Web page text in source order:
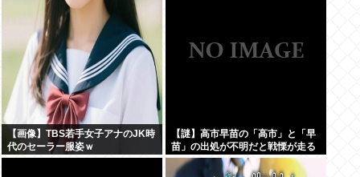
【画像】TBS若手女子アナのJK時
代のセーラー服姿ｗ
【謎】高市早苗の「高市」と「早
苗」の出処が不明だと戦慄が走る